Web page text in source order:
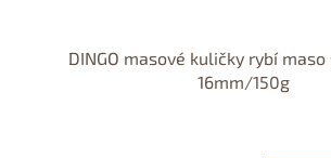
DINGO masové kuličky rybí
16mm/150g